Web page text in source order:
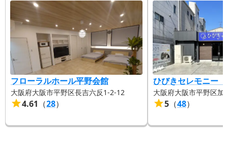
フローラルホール平野会館
大阪府大阪市平野区長吉六反1-2-12
4.61 （28）
ひびきセレモニー
大阪府大阪市平野区加
5 （48）